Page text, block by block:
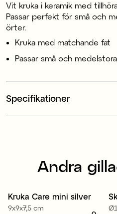
Vit kruka i keramik med
Passar perfekt för små och
örter.
Kruka med matchande fat
Passar små och
Specifikationer
Andra
Kruka Care mini silver
9x9x7,5 cm